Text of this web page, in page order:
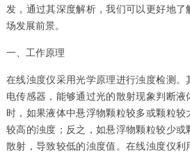
发，通过其深度解析，我们可以更好地
场发展前景。
一、工作原理
在线浊度仪采用光学原理进行浊度检测
电传感器，能够通过光的散射现象判断
时，如果液体中悬浮物颗粒较多或颗粒
较高的浊度；反之，如悬浮物颗粒较少
散射，导致较低的浊度值。在线浊度仪利